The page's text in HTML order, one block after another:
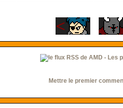
Mettre le premier